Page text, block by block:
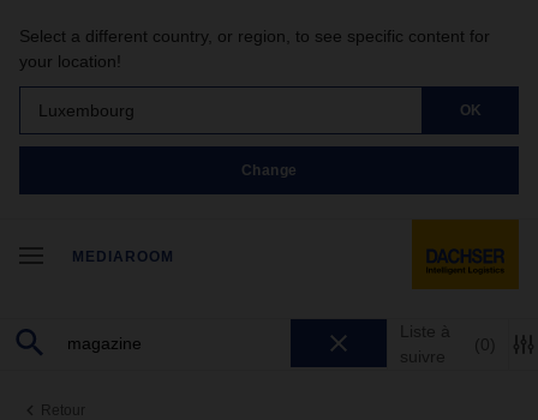
Select a different country, or region, to see specific content for
your location!
Luxembourg OK
Change
MEDIAROOM
Liste à
suivre
(0)
Retour